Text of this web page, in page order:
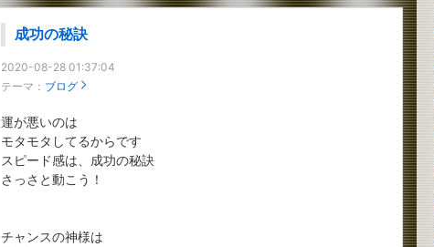
成功の秘訣
2020-08-28 01:37:04
テーマ： ブログ
運が悪いのは
モタモタしてるからです
スピード感は、成功の秘訣
さっさと動こう！
チャンスの神様は